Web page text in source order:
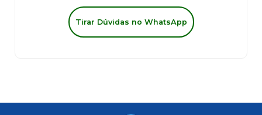
Tirar Dúvidas no WhatsApp